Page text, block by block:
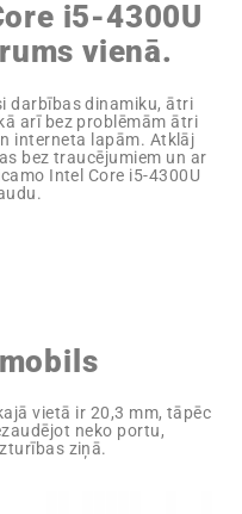
i5-4300U
vienā.
darbības dinamiku, ātri
arī bez problēmām ātri
interneta lapām. Atklāj
bez traucējumiem un ar
Intel Core i5-4300U
vietā ir 20,3 mm, tāpēc
neko portu,
ziņā.